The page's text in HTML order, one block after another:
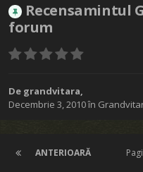
Recensamintul
forum
De grandvitara,
Decembrie 3, 2010în
ANTERIOARĂ